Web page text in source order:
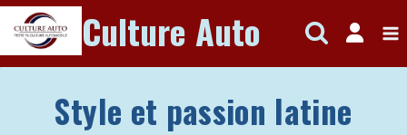
Aller
au
contenu
Culture Auto
Style et passion latine